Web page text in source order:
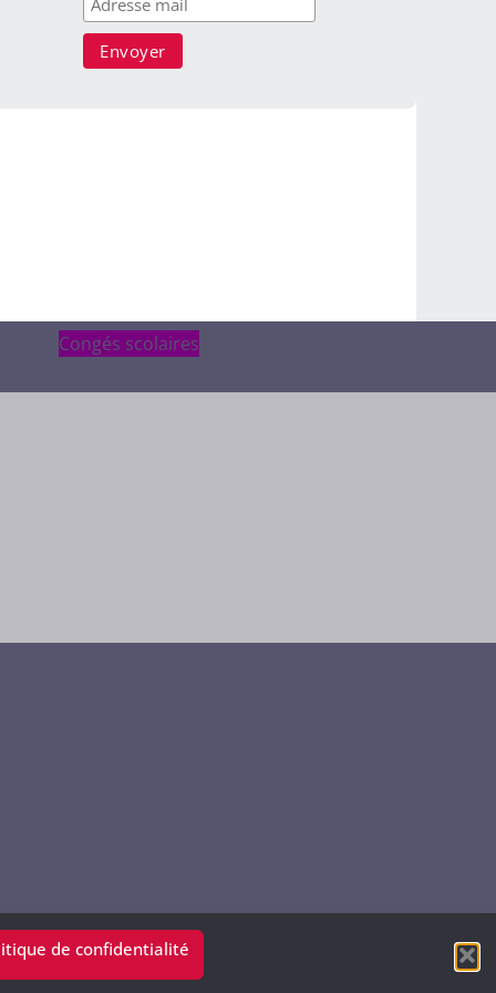
de confidentialité
Congés scolaires